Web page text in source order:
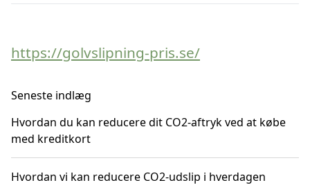
https://golvslipning-pris.se/
Seneste indlæg
Hvordan du kan reducere dit CO2-aftryk ved at købe
med kreditkort
Hvordan vi kan reducere CO2-udslip i hverdagen